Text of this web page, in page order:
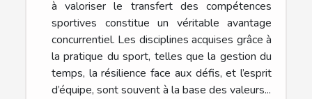
à valoriser le transfert des compétences
sportives constitue un véritable avantage
concurrentiel. Les disciplines acquises grâce à
la pratique du sport, telles que la gestion du
temps, la résilience face aux défis, et l’esprit
d’équipe, sont souvent à la base des valeurs...